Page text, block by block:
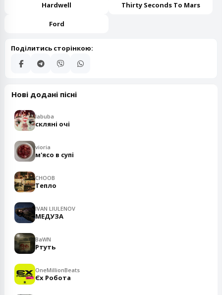
Hardwell Thirty Seconds To Mars
Ford
Поділитись сторінкою:
Нові додані пісні
labuba
скляні очі
vioria
м'ясо в супі
CHOOB
Тепло
IVAN LIULENOV
МЕДУЗА
BaWN
Ртуть
OneMillionBeats
Єх Робота